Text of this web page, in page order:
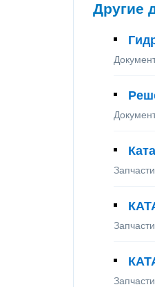
Другие
Запчасти
Запчасти
Запчасти